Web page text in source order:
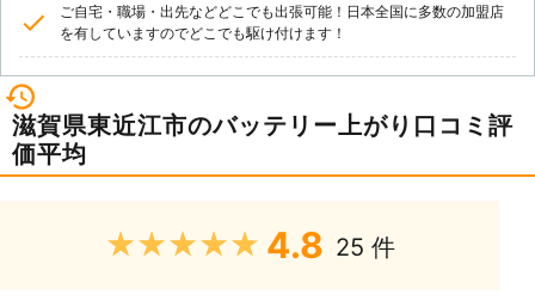
ご自宅・職場・出先などどこでも出張可能！日本全国に多数の加盟店
を有していますのでどこでも駆け付けます！
滋賀県東近江市のバッテリー上がり口コミ評
価平均
★★★★★ 4.8 25 件